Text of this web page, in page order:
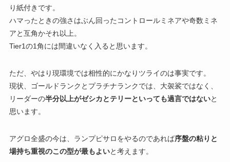
り紙付きです。
ハマったときの強さはぶん回ったコントロールミネアや奇数ミネ
アと互角かそれ以上。
Tier1の1角には間違いなく入ると思います。
ただ、やはり現環境では相性的にかなりツライのは事実です。
現状、ゴールドランクとプラチナランクでは、大袈裟ではなく、
リーダーの半分以上がゼシカとテリーといっても過言ではないと
思います。
アグロ全盛の今は、ランプピサロをやるのであれば序盤の粘りと
場持ち重視のこの型が最もよいと考えます。